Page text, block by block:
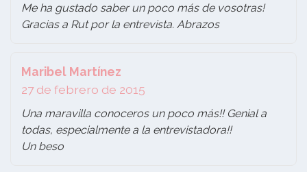
Me ha gustado saber un poco más de vosotras!
Gracias a Rut por la entrevista. Abrazos
Maribel Martínez
27 de febrero de 2015
Una maravilla conoceros un poco más!! Genial a
todas, especialmente a la entrevistadora!!
Un beso